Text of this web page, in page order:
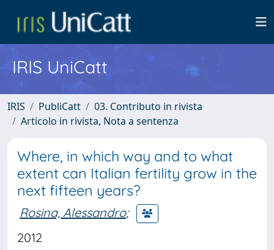
IRIS UniCatt
IRIS PubliCatt
03. Contributo in rivista
Articolo in rivista, Nota a sentenza
Where, in which way and to what
extent can Italian fertility grow in the
next fifteen years?
Rosina, Alessandro;
2012